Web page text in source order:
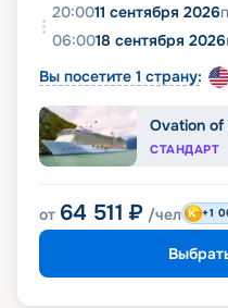
20:0011 сентября 2026
06:0018 сентября 2026
Вы посетите 1 страну:
Ovation of
СТАНДАРТ
от 64 511 ₽ /чел +1